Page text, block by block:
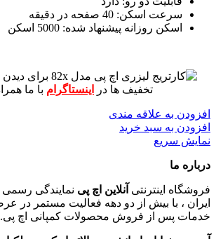
سرعت اسکن: 40 صفحه در دقیقه
اسکن روزانه پیشنهاد شده: 5000 اسکن
برای
تخفیف ها در
اینستاگرام با ما
افزودن به علاقه مندی
افزودن به سبد خرید
نمایش سریع
درباره ما
فروشگاه اینترنتی آنلاین اچ پی نمایندگی
ایران ، با بیش از دو دهه فعالیت مستمر در
خدمات پس از فروش محصولات کمپانی اچ پی.